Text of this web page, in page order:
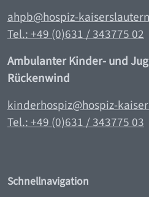
ahpb@hospiz-
Tel.: +49 (0)631 / 343775 02
Ambulanter Kinder- und
Rückenwind
kinderhospiz@hospiz-
Tel.: +49 (0)631 / 343775 03
Schnellnavigation